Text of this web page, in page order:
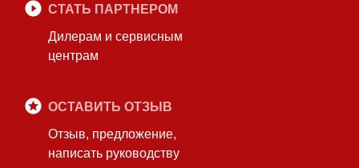
СТАТЬ ПАРТНЕРОМ
Дилерам и сервисным
центрам
ОСТАВИТЬ ОТЗЫВ
Отзыв, предложение,
написать руководству